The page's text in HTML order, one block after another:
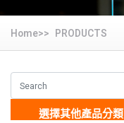
Home>> PRODUCTS
選擇其他產品分類